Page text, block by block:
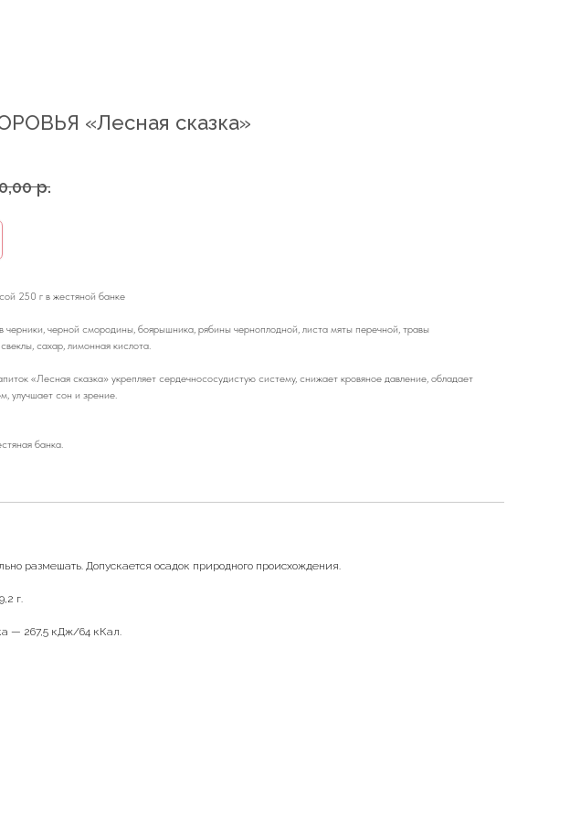
«Лесная сказка»
р.
250 г в жестяной банке
черники, черной смородины, боярышника, рябины черноплодной, листа мяты перечной, травы
сахар, лимонная кислота.
«Лесная сказка» укрепляет сердечнососудистую систему, снижает кровяное давление, обладает
улучшает сон и зрение.
банка.
размешать. Допускается осадок природного происхождения.
г.
— 267,5 кДж/64 кКал.